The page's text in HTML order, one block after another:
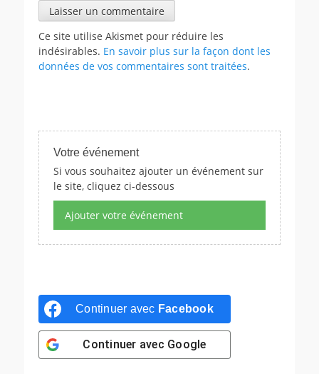
Ce site utilise Akismet pour réduire les
indésirables. En savoir plus sur la façon dont les
données de vos commentaires sont traitées.
Votre événement
Si vous souhaitez ajouter un événement sur
le site, cliquez ci-dessous
Ajouter votre événement
Continuer avec Facebook
Continuer avec Google